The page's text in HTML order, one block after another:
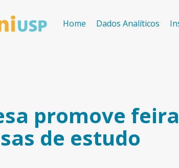
Home Dados Analíticos
promove
de estudo